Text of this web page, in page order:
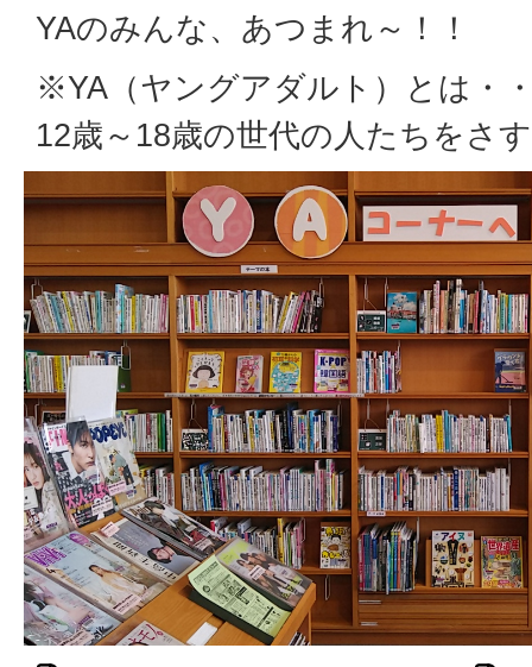
YAのみんな、あつまれ～！！
※YA（ヤングアダルト）とは・
12歳～18歳の世代の人たちをさ